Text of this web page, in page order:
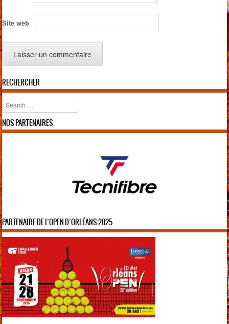
Site web
RECHERCHER
Rechercher
NOS PARTENAIRES
PARTENAIRE DE L’OPEN D’ORLÉANS 2025